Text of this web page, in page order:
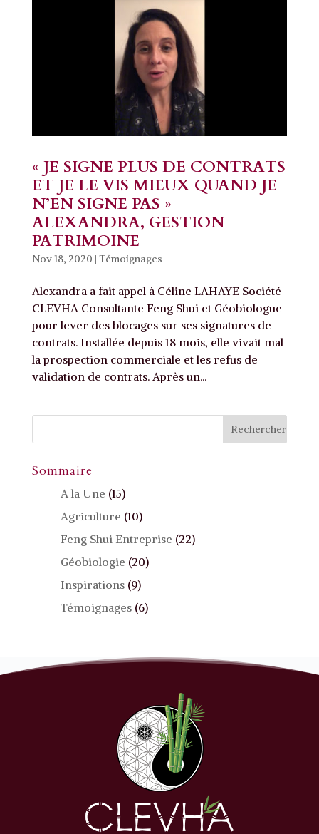
« JE SIGNE PLUS DE CONTRATS
ET JE LE VIS MIEUX QUAND JE
N’EN SIGNE PAS »
ALEXANDRA, GESTION
PATRIMOINE
Nov 18, 2020 | Témoignages
Alexandra a fait appel à Céline LAHAYE Société
CLEVHA Consultante Feng Shui et Géobiologue
pour lever des blocages sur ses signatures de
contrats. Installée depuis 18 mois, elle vivait mal
la prospection commerciale et les refus de
validation de contrats. Après un...
Sommaire
A la Une (15)
Agriculture (10)
Feng Shui Entreprise (22)
Géobiologie (20)
Inspirations(9)
Témoignages(6)